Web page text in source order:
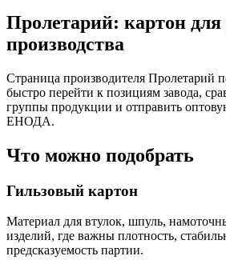
Пролетарий: картон для
производства
Страница производителя Пролетарий
быстро перейти к позициям завода,
группы продукции и отправить
ЕНОДА.
Что можно подобрать
Гильзовый картон
Материал для втулок, шпуль,
изделий, где важны плотность,
предсказуемость партии.